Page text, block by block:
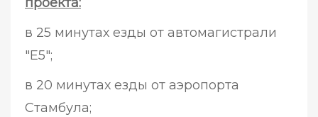
в 25 минутах езды от автомагистрали
"E5";
в 20 минутах езды от аэропорта
Стамбула;